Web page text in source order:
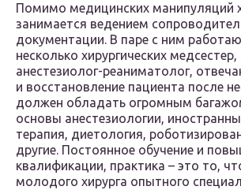
Помимо медицинских манипуляций
занимается ведением
документации. В паре с ним
несколько хирургических
анестезиолог-реаниматолог,
и восстановление пациента после
должен обладать огромным
основы анестезиологии,
терапия, диетология,
другие. Постоянное обучение и
квалификации, практика – это то,
молодого хирурга опытного